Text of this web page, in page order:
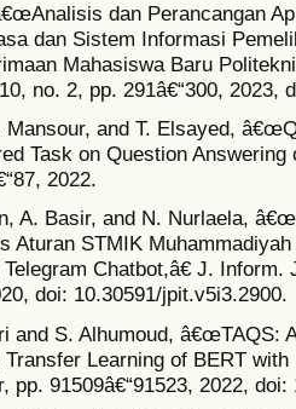
dan Perancangan
dan Sistem Informasi
Mahasiswa Baru
no. 2, pp. 291â€“300, 2023,
Mansour, and T. Elsayed,
Task on Question
2022.
A. Basir, and N. Nurlaela,
Aturan STMIK
Telegram Chatbot,â€ J.
doi: 10.30591/jpit.v5i3.2900.
and S. Alhumoud, â€œTAQS:
Learning of BERT
pp. 91509â€“91523, 2022,